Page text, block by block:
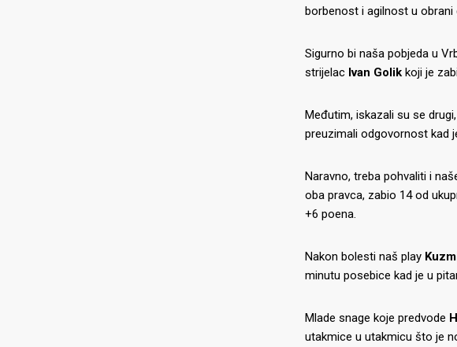
borbenost i agilnost u obrani
Sigurno bi naša pobjeda u
strijelac Ivan Golik koji je
Međutim, iskazali su se
preuzimali odgovornost kad
Naravno, treba pohvaliti i
oba pravca, zabio 14 od
+6 poena.
Nakon bolesti naš play
minutu posebice kad je u
Mlade snage koje predvode
utakmice u utakmicu što je